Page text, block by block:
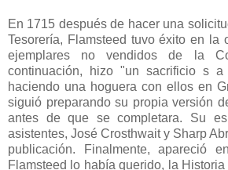
En 1715 después de hacer una
Tesorería, Flamsteed tuvo éxito en la
ejemplares no vendidos de la
continuación, hizo "un sacrificio s
haciendo una hoguera con ellos en
siguió preparando su propia versión
antes de que se completara. Su
asistentes, José Crosthwait y Sharp
publicación. Finalmente, apareció
Flamsteed lo había querido, la